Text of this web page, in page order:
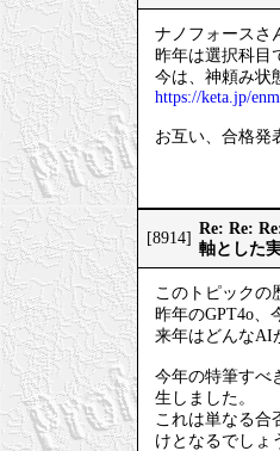
ナノフォースさ
昨年は選択科目
今は、神頼み状
https://keta.jp/
お互い、合格発
[8914]
Re: Re:
軸とした
このトピックの
昨年のGPT4o、
来年はどんなAI
今年の特筆すべ
生しました。
これは単なる合
けとなるでしょ